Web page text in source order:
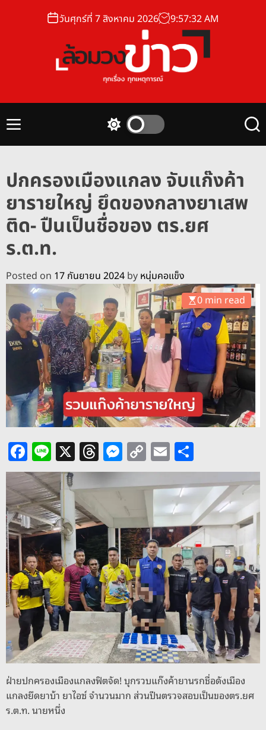
วันศุกร์ที่ 7 สิงหาคม 2026 9:57:33AM
อ
า
ว
M
c
h
c
o
l
o
o
d
e
S
ปกครองเมืองแกลง จับแก๊งค้า
ยารายใหญ่ ยึดของกลางยาเสพ
ติด- ปืนเป็นชื่อของ ตร.ยศ
ร.ต.ท.
Posted on 17 กันยายน 2024 by หนุ่มคอแข็ง
0 min read
F
a
c
e
b
o
o
k
Li
n
e
X T
h
re
d
s
M
e
ss
e
n
g
er
C
o
p
y
Li
n
k
E
m
ai
l
h
ar
e
ฝ่ายปกครองเมืองแกลงฟิตจัด! บุกรวบแก๊งค้ายานรกชื่อดังเมือง
แกลงยึดยาบ้า ยาไอซ์ จำนวนมาก ส่วนปืนตรวจสอบเป็นของตร.ยศ
ร.ต.ท. นายหนึ่ง